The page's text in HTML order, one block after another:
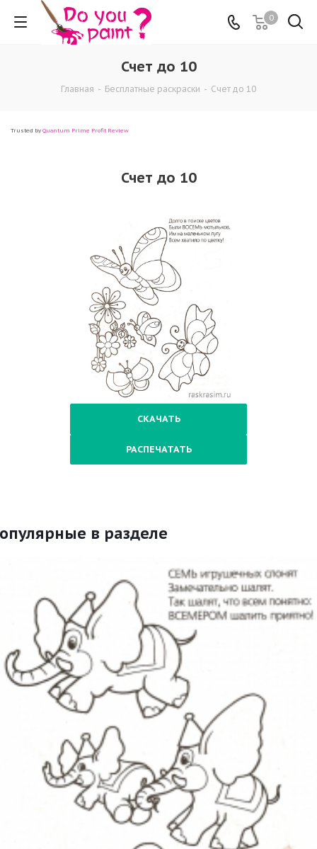
0
Счет до 10
Главная - Бесплатные раскраски - Счет до 10
Trusted by Quantum Prime Profit Review
Счет до 10
СКАЧАТЬ
РАСПЕЧАТАТЬ
в разделе